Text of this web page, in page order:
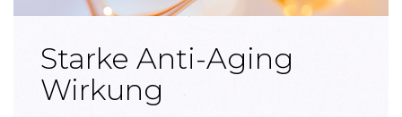
Starke Anti-Aging
Wirkung